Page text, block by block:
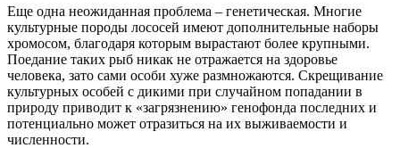
Еще одна неожиданная проблема – генетическая. Многие
культурные породы лососей имеют дополнительные наборы
хромосом, благодаря которым вырастают более крупными.
Поедание таких рыб никак не отражается на здоровье
человека, зато сами особи хуже размножаются. Скрещивание
культурных особей с дикими при случайном попадании в
природу приводит к «загрязнению» генофонда последних и
потенциально может отразиться на их выживаемости и
численности.